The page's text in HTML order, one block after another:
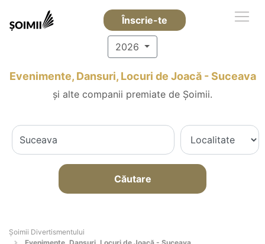
Înscrie-te
2026
Evenimente, Dansuri, Locuri de Joacă - Suceava
și alte companii premiate de Șoimii.
Căutare
Şoimii Divertismentului